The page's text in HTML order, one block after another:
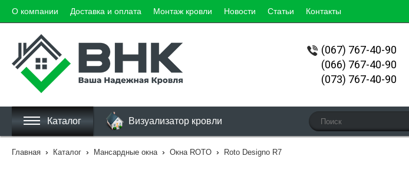
О компании Доставка и оплата Монтаж кровли Новости Статьи Контакты
(067) 767-40-90
(066) 767-40-90
(073) 767-40-90
Каталог Визуализатор кровли
Главная › Каталог › Мансардные окна › Окна ROTO › Roto Designo R7